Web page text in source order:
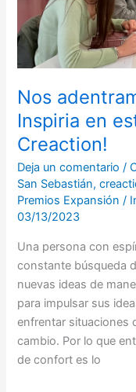
Nos
Inspiria en
Creaction!
Deja un comentario /
San Sebastián,
Premios Expansión /
03/13/2023
Una persona con
constante búsqueda
nuevas ideas de
para impulsar sus
enfrentar situaciones
cambio. Por lo que
de confort es lo
esta
tercera
sesión
de
Creaction!